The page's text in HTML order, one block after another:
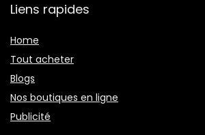
Liens rapides
Home
Tout acheter
Blogs
Nos boutiques en ligne
Publicité